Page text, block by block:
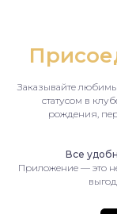
Заказывайте
статусом в
рождения,
Все
Приложение — это